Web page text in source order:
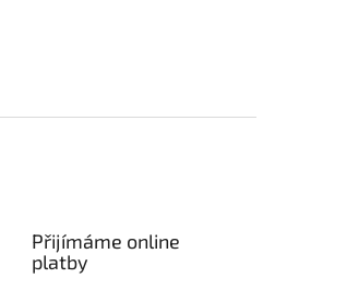
Přijímáme online
platby